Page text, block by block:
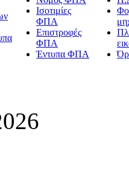
Ισοτιμίες
ΦΠΑ
Επιστροφές
ΦΠΑ
Έντυπα ΦΠΑ